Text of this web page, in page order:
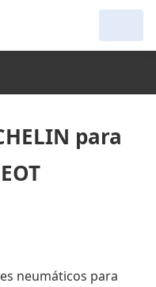
para
neumáticos para